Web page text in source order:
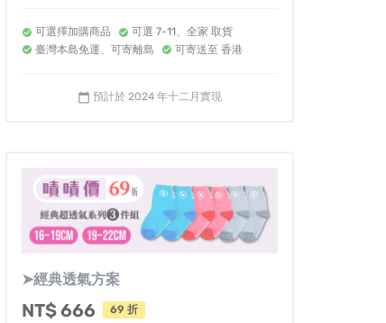
可選擇加購商品
可選 7-11、全家 取貨
臺灣本島免運、可寄離島
可寄送至 香港
calendar_today 預計於 2024 年十二月實現
➤經典透氣方案
NT$ 666 69 折